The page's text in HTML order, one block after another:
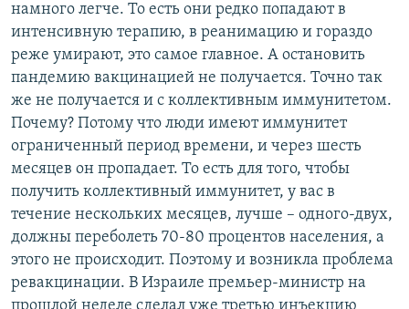
намного легче. То есть они редко попадают в
интенсивную терапию, в реанимацию и гораздо
реже умирают, это самое главное. А остановить
пандемию вакцинацией не получается. Точно так
же не получается и с коллективным иммунитетом.
Почему? Потому что люди имеют иммунитет
ограниченный период времени, и через шесть
месяцев он пропадает. То есть для того, чтобы
получить коллективный иммунитет, у вас в
течение нескольких месяцев, лучше – одного-двух,
должны переболеть 70-80 процентов населения, а
этого не происходит. Поэтому и возникла проблема
ревакцинации. В Израиле премьер-министр на